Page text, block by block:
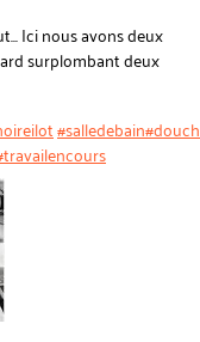
Ici nous avons deux
surplombant deux
#salledebain